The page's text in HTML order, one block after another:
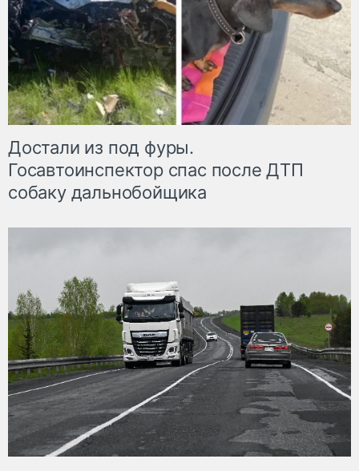
Достали из под фуры.
Госавтоинспектор спас после ДТП
собаку дальнобойщика